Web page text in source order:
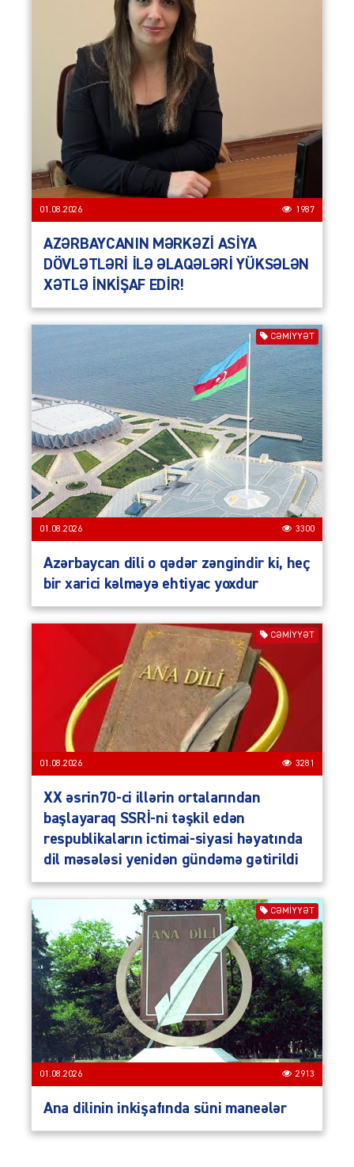
01.08.2026 1987
AZƏRBAYCANIN MƏRKƏZİ ASİYA
DÖVLƏTLƏRİ İLƏ ƏLAQƏLƏRİ YÜKSƏLƏN
XƏTLƏ İNKİŞAF EDİR!
CƏMIYYƏT
01.08.2026 3300
Azərbaycan dili o qədər zəngindir ki, heç
bir xarici kəlməyə ehtiyac yoxdur
CƏMIYYƏT
01.08.2026 3281
XX əsrin70-ci illərin ortalarından
başlayaraq SSRİ-ni təşkil edən
respublikaların ictimai-siyasi həyatında
dil məsələsi yenidən gündəmə gətirildi
CƏMIYYƏT
01.08.2026 2913
Ana dilinin inkişafında süni maneələr